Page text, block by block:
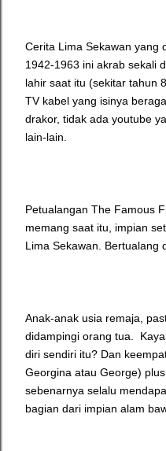
Cerita Lima Sekawan yang
1942-1963 ini akrab sekali
lahir saat itu (sekitar tahun
TV kabel yang isinya
drakor, tidak ada youtube
lain-lain.
Petualangan The Famous
memang saat itu, impian
Lima Sekawan. Bertualang
Anak-anak usia remaja,
didampingi orang tua.
diri sendiri itu? Dan
Georgina atau George)
sebenarnya selalu
bagian dari impian alam